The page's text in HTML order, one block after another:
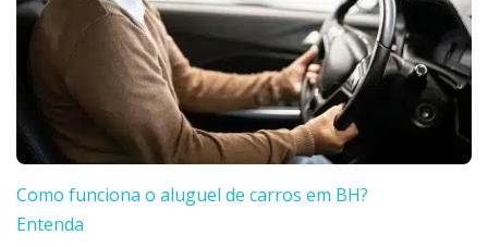
Como funciona o aluguel de carros em BH?
Entenda